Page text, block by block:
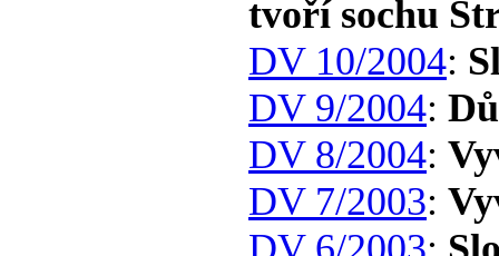
tvoří sochu
DV 10/2004:
DV 9/2004:
DV 8/2004:
DV 7/2003: